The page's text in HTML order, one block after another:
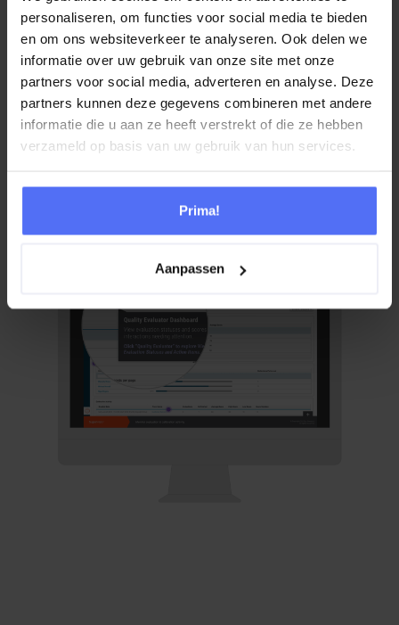
personaliseren, om functies voor social media te bieden
en om ons websiteverkeer te analyseren. Ook delen we
informatie over uw gebruik van onze site met onze
partners voor social media, adverteren en analyse. Deze
partners kunnen deze gegevens combineren met andere
informatie die u aan ze heeft verstrekt of die ze hebben
verzameld op basis van uw gebruik van hun services.
Prima!
Aanpassen
functionaliteiten voor supervisors en
administrators te ontdekken.
Om een goede gebruikerservaring te kunnen
garanderen is deze touralleen beschikbaar op
een desktopmet een volledige browser.